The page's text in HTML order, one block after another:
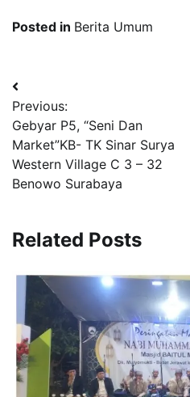
Posted in Berita Umum
Navigasi
pos
Previous:
Gebyar P5, “Seni Dan
Market”KB- TK Sinar Surya
Western Village C 3 – 32
Benowo Surabaya
Related Posts